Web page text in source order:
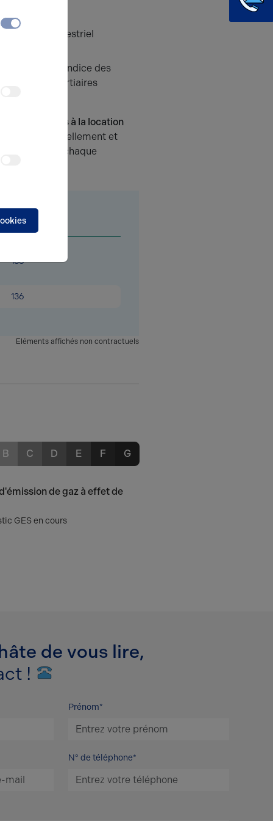
Trimestriel
ILAT Indice des
Activités Tertiaires
particulières à la location
trimestriellement et
le 1er jour de chaque
Surface
136
136
Eléments affichés non contractuels
B C D E F G
de gaz à effet de
GES en cours
de vous lire,
!
Prénom*
N° de téléphone*